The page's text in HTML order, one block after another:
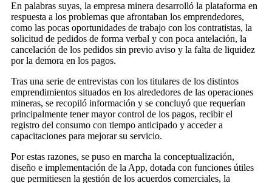
En palabras suyas, la empresa minera desarrolló la plataforma en
respuesta a los problemas que afrontaban los emprendedores,
como las pocas oportunidades de trabajo con los contratistas, la
solicitud de pedidos de forma verbal y con poca antelación, la
cancelación de los pedidos sin previo aviso y la falta de liquidez
por la demora en los pagos.
Tras una serie de entrevistas con los titulares de los distintos
emprendimientos situados en los alrededores de las operaciones
mineras, se recopiló información y se concluyó que requerían
principalmente tener mayor control de los pagos, recibir el
registro del consumo con tiempo anticipado y acceder a
capacitaciones para mejorar su servicio.
Por estas razones, se puso en marcha la conceptualización,
diseño e implementación de la App, dotada con funciones útiles
que permitiesen la gestión de los acuerdos comerciales, la